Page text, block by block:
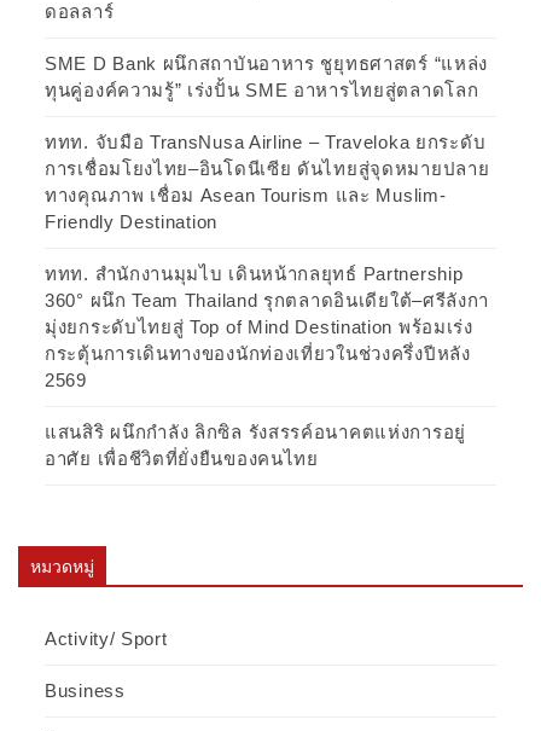
ดอลลาร์
SME D Bank ผนึกสถาบันอาหาร ชูยุทธศาสตร์ “แหล่ง
ทุนคู่องค์ความรู้” เร่งปั้น SME อาหารไทยสู่ตลาดโลก
ททท. จับมือ TransNusa Airline – Traveloka ยกระดับ
การเชื่อมโยงไทย–อินโดนีเซีย ดันไทยสู่จุดหมายปลาย
ทางคุณภาพ เชื่อม Asean Tourism และ Muslim-
Friendly Destination
ททท. สำนักงานมุมไบ เดินหน้ากลยุทธ์ Partnership
360° ผนึก Team Thailand รุกตลาดอินเดียใต้–ศรีลังกา
มุ่งยกระดับไทยสู่ Top of Mind Destination พร้อมเร่ง
กระตุ้นการเดินทางของนักท่องเที่ยวในช่วงครึ่งปีหลัง
2569
แสนสิริ ผนึกกำลัง ลิกซิล รังสรรค์อนาคตแห่งการอยู่
อาศัย เพื่อชีวิตที่ยั่งยืนของคนไทย
หมวดหมู่
Activity/ Sport
Business